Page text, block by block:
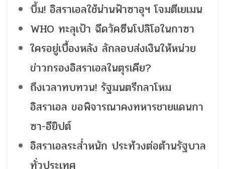
บึ้ม! อิสราเอลใช้น่านฟ้าซาอุฯ โจมตีเยเมน
WHO ทะลุเป้า ฉีดวัคซีนโปลิโอในกาซา
ใครอยู่เบื้องหลัง ลักลอบส่งเงินให้หน่วย
ข่าวกรองอิสราเอลในตุรเคีย?
ถึงเวลาทบทวน! รัฐมนตรีกลาโหม
อิสราเอล ขอพิจารณาคงทหารชายแดนกา
ซา-อียิปต์
อิสราเอลระส่ำหนัก ประท้วงต่อต้านรัฐบาล
ทั่วประเทศ